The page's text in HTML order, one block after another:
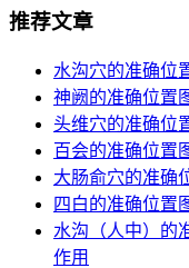
推荐文章
水沟穴的准确位
神阙的准确位置
头维穴的准确位
百会的准确位置
大肠俞穴的准确
四白的准确位置
水沟（人中）的
作用